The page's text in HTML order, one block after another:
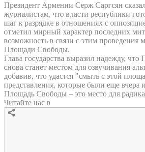
Президент Армении Серж Саргсян
журналистам, что власти республики
шаг к разрядке в отношениях с
отметил мирный характер последних
возможность в связи с этим проведения
Площади Свободы.
Глава государства выразил надежду,
снова станет местом для озвучивания
добавив, что удастся "смыть с этой
представления, которые были еще вчера
Площадь Свободы – это место для
Читайте нас в